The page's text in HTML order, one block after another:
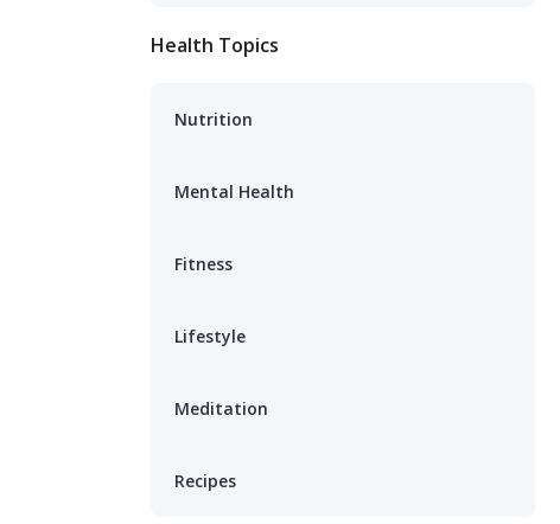
Health Topics
Nutrition
Mental Health
Fitness
Lifestyle
Meditation
Recipes